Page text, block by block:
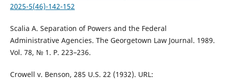
2025-5(46)-142-152
Scalia A. Separation of Powers and the Federal
Administrative Agencies. The Georgetown Law Journal. 1989.
Vol. 78, № 1. P. 223–236.
Crowell v. Benson, 285 U.S. 22 (1932). URL: